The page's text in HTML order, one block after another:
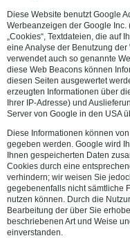
Diese Website benutzt Google
Werbeanzeigen der Google Inc.
„Cookies“, Textdateien, die auf
eine Analyse der Benutzung
verwendet auch so genannte
diese Web Beacons können
diesen Seiten ausgewertet
erzeugten Informationen über
Ihrer IP-Adresse) und
Server von Google in den USA
Diese Informationen können
gegeben werden. Google wird
Ihnen gespeicherten Daten
Cookies durch eine
verhindern; wir weisen Sie
gegebenenfalls nicht sämtliche
nutzen können. Durch die
Bearbeitung der über Sie
beschriebenen Art und Weise
einverstanden.